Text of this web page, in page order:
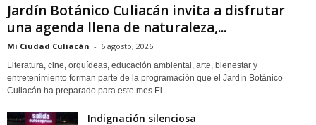
Jardín Botánico Culiacán invita a disfrutar
una agenda llena de naturaleza,...
Mi Ciudad Culiacán - 6 agosto, 2026
Literatura, cine, orquídeas, educación ambiental, arte, bienestar y
entretenimiento forman parte de la programación que el Jardín Botánico
Culiacán ha preparado para este mes El...
Indignación silenciosa